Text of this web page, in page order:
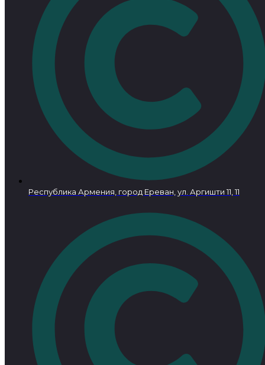
Республика Армения, город Ереван, ул. Аргишти 11, 11